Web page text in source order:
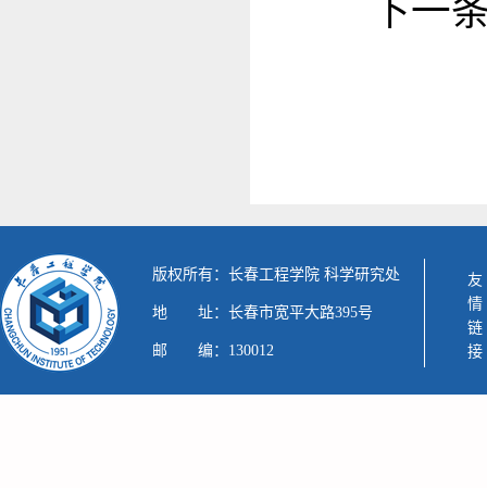
下一
版权所有：长春工程学院 科学研究处
地 址：长春市宽平大路395号
邮 编：130012 友情链接